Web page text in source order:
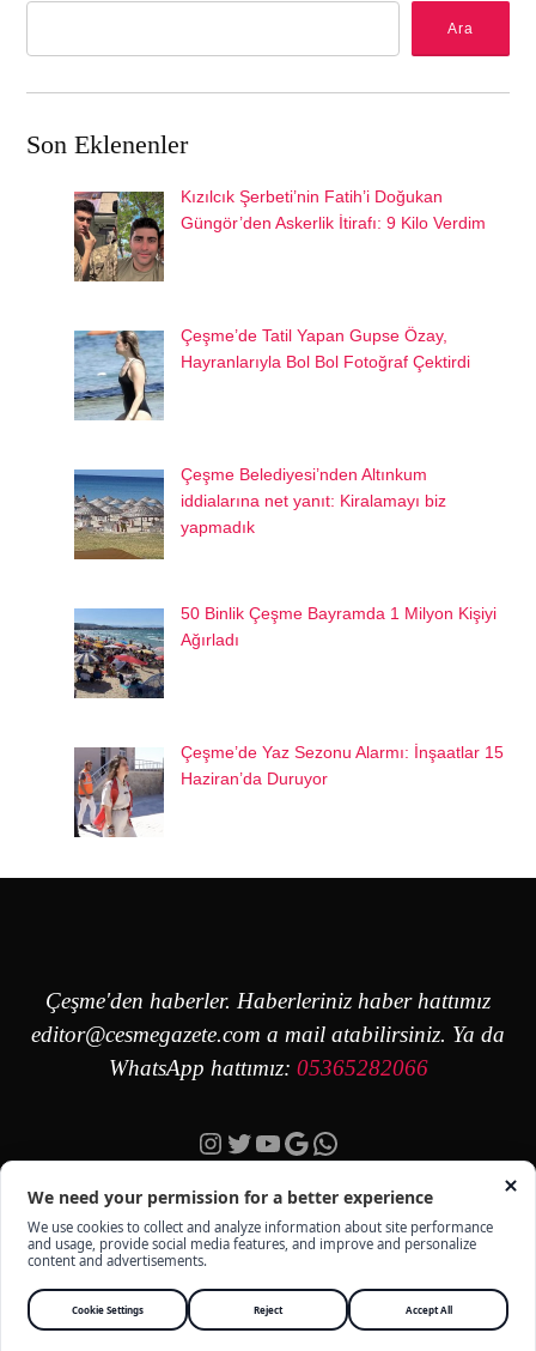
Ara
Son Eklenenler
Kızılcık Şerbeti’nin Fatih’i Doğukan
Güngör’den Askerlik İtirafı: 9 Kilo Verdim
Çeşme’de Tatil Yapan Gupse Özay,
Hayranlarıyla Bol Bol Fotoğraf Çektirdi
Çeşme Belediyesi’nden Altınkum
iddialarına net yanıt: Kiralamayı biz
yapmadık
50 Binlik Çeşme Bayramda 1 Milyon Kişiyi
Ağırladı
Çeşme’de Yaz Sezonu Alarmı: İnşaatlar 15
Haziran’da Duruyor
Çeşme'den haberler. Haberleriniz haber hattımız
editor@cesmegazete.com a mail atabilirsiniz. Ya da
WhatsApp hattımız: 05365282066
Instagram
Twitter
YouTube
Google
https://wa.me/
ÇEŞME GAZETE - TÜM HAKKI SAKLIDIR - KÜNYE